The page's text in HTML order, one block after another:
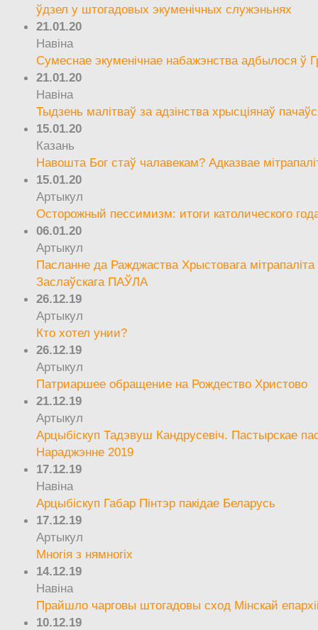
ўдзел у штогадовых экуменічных служэньнях
21.01.20
Навіна
Сумеснае экуменічнае набажэнства адбылося ў
21.01.20
Навіна
Тыдзень малітваў за адзінства хрысціянаў
15.01.20
Казань
Навошта Бог стаў чалавекам? Адказвае
15.01.20
Артыкул
Осторожный пессимизм: итоги католического
06.01.20
Артыкул
Пасланне да Ражджаства Хрыстовага мітрапаліта
Заслаўскага ПАЎЛА
26.12.19
Артыкул
Кто хотел унии?
26.12.19
Артыкул
Патриаршее обращение на Рождество Христово
21.12.19
Артыкул
Арцыбіскуп Тадэвуш Кандрусевіч. Пастырскае
Нараджэнне 2019
17.12.19
Навіна
Арцыбіскуп Габар Пінтэр пакідае Беларусь
17.12.19
Артыкул
Многія з нямногіх
14.12.19
Навіна
Прайшло чарговы штогадовы сход Мінскай
10.12.19